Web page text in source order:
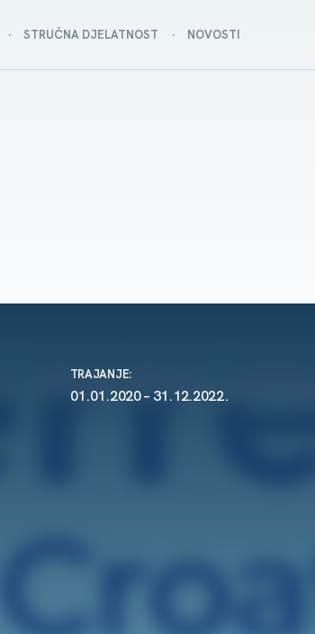
STRUČNA DJELATNOST NOVOSTI
TRAJANJE:
01.01.2020 – 31.12.2022.